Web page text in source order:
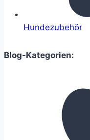
Hundezubehör
Blog-Kategorien: